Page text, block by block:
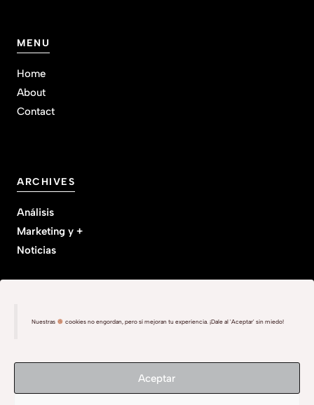
Nuestras cookies no engordan, pero sí mejoran tu experiencia. ¡Dale al 'Aceptar' sin miedo!
Aceptar
MENU
Home
About
Contact
ARCHIVES
Análisis
Marketing y +
Noticias
©2026 The Boutique Tribe